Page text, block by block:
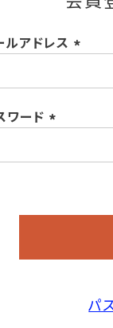
ルアドレス
須)
ワード
須)
パ